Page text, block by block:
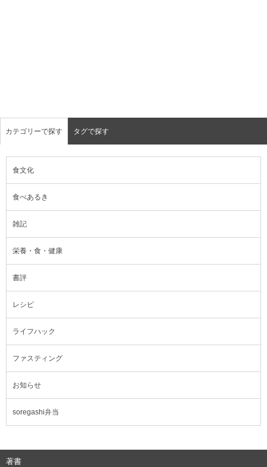
カテゴリーで探す タグで探す
食文化
食べあるき
雑記
栄養・食・健康
書評
レシピ
ライフハック
ファスティング
お知らせ
soregashi弁当
著書